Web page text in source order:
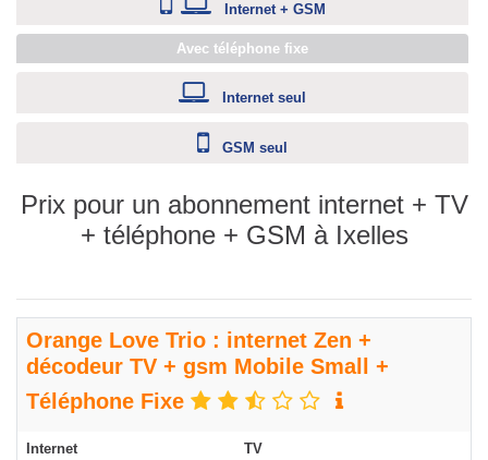
Internet + GSM
Avec téléphone fixe
Internet seul
GSM seul
Prix pour un abonnement internet + TV
+ téléphone + GSM à Ixelles
Orange Love Trio : internet Zen +
décodeur TV + gsm Mobile Small +
Téléphone Fixe
Internet
TV